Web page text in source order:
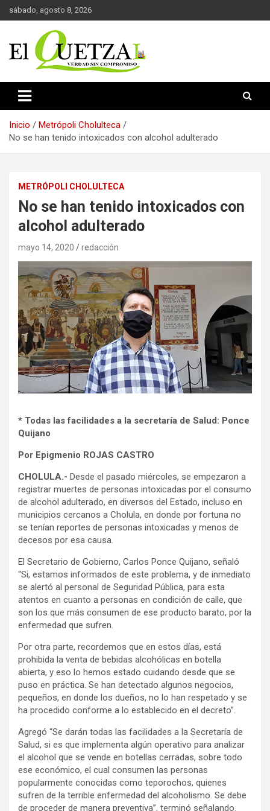
Saltar
al
sábado, agosto 8, 2026
El Quetzal de Cholula
Inicio
Metrópoli Cholulteca
No se han tenido intoxicados con alcohol adulterado
METRÓPOLI CHOLULTECA
No se han tenido intoxicados con
alcohol adulterado
mayo 14, 2020 redacción
* Todas las facilidades a la secretaría de Salud: Ponce
Quijano
Por Epigmenio ROJAS CASTRO
CHOLULA.- Desde el pasado miércoles, se empezaron a
registrar muertes de personas intoxicadas por el consumo
de alcohol adulterado, en diversos del Estado, incluso en
municipios cercanos a Cholula, en donde por fortuna no
se tenían reportes de personas intoxicadas y menos de
decesos por esa causa.
El Secretario de Gobierno, Carlos Ponce Quijano, señaló
“Si, estamos informados de este problema, y de inmediato
se alertó al personal de Seguridad Pública, para esta
atentos en cuanto a personas en condición de calle, que
son los que más consumen de ese producto barato, por la
enfermedad que sufren.
Por otra parte, recordemos que en estos días, está
prohibida la venta de bebidas alcohólicas en botella
abierta, y eso lo hemos estado cuidando desde que se
puso en práctica. Se han detectado algunos negocios,
pequeños, en donde los dueños, no lo han respetado y se
ha procedido conforme a lo establecido en el decreto”.
Agregó “Se darán todas las facilidades a la Secretaría de
Salud, si es que implementa algún operativo para analizar
el alcohol que se vende en botellas cerradas, sobre todo
ese económico, el cual consumen las personas
popularmente conocidas como teporochos, quienes
sufren de la terrible enfermedad del alcoholismo. Se debe
de proceder de manera preventiva”, terminó señalando.